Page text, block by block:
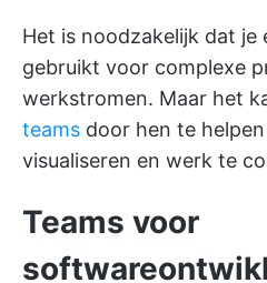
Het is noodzakelijk dat je
gebruikt voor complexe
werkstromen. Maar het
teams door hen te
visualiseren en werk te
Teams voor